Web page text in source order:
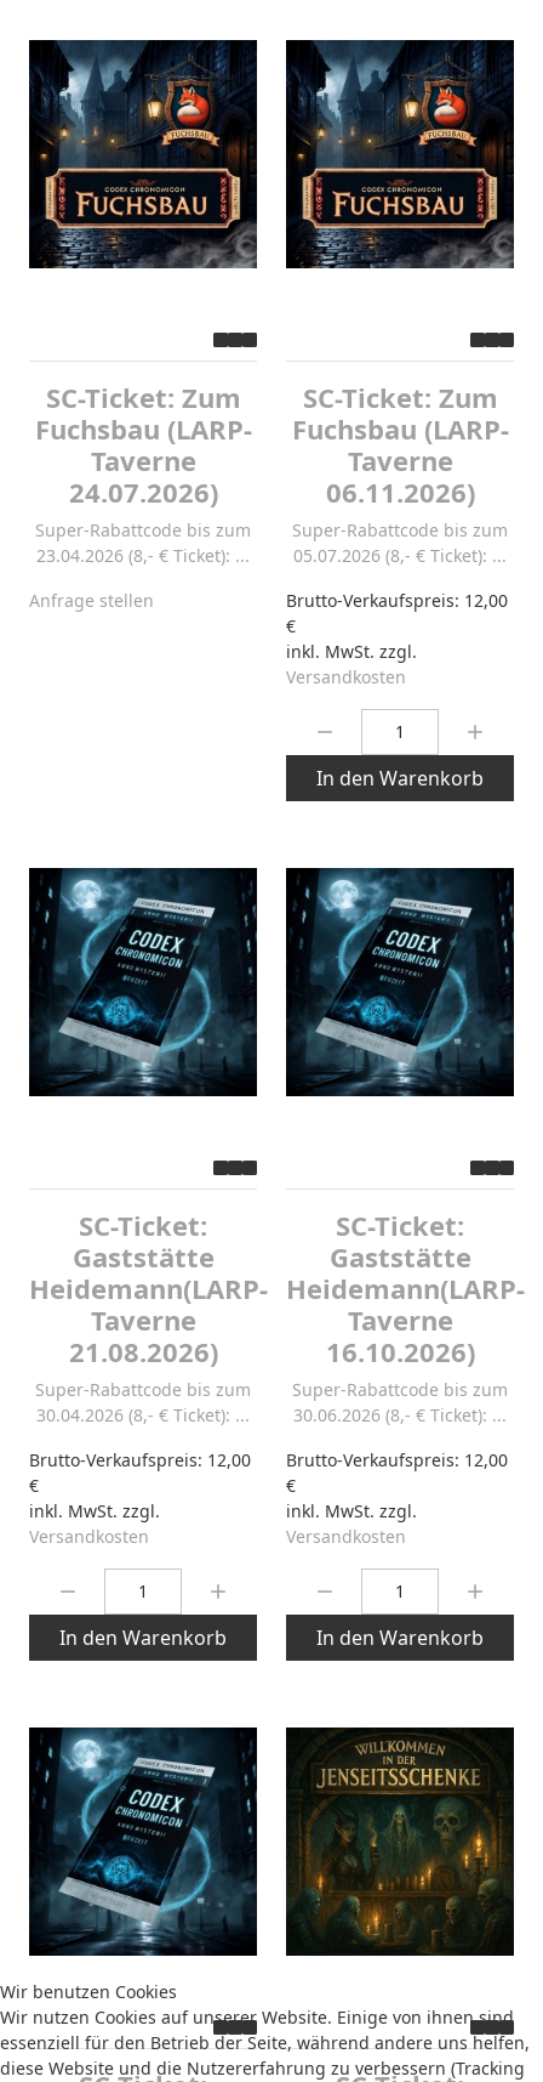
SC-Ticket: Zum
Fuchsbau (LARP-
Taverne
24.07.2026)
Super-Rabattcode bis zum
23.04.2026 (8,- € Ticket): ...
Anfrage stellen
SC-Ticket: Zum
Fuchsbau (LARP-
Taverne
06.11.2026)
Super-Rabattcode bis zum
05.07.2026 (8,- € Ticket): ...
Brutto-Verkaufspreis: 12,00
€
inkl. MwSt. zzgl.
Versandkosten
In den Warenkorb
SC-Ticket:
Gaststätte
Heidemann(LARP-
Taverne
21.08.2026)
Super-Rabattcode bis zum
30.04.2026 (8,- € Ticket): ...
Brutto-Verkaufspreis: 12,00
€
inkl. MwSt. zzgl.
Versandkosten
In den Warenkorb
SC-Ticket:
Gaststätte
Heidemann(LARP-
Taverne
16.10.2026)
Super-Rabattcode bis zum
30.06.2026 (8,- € Ticket): ...
Brutto-Verkaufspreis: 12,00
€
inkl. MwSt. zzgl.
Versandkosten
In den Warenkorb
Wir benutzen Cookies
Wir nutzen Cookies auf unserer Website. Einige von ihnen sind
essenziell für den Betrieb der Seite, während andere uns helfen,
diese Website und die Nutzererfahrung zu verbessern (Tracking